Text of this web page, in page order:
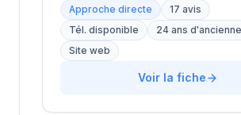
accompagne les entreprises dans
recherches de talents, avec une
centrée sur les métiers du digital et
Basée rue de Clichy dans le quartier
Grands Boulevards, la structure
une expertise particulière sur les
Approche directe
17 avis
Tél. disponible
24 ans
Site web
Voir la fiche